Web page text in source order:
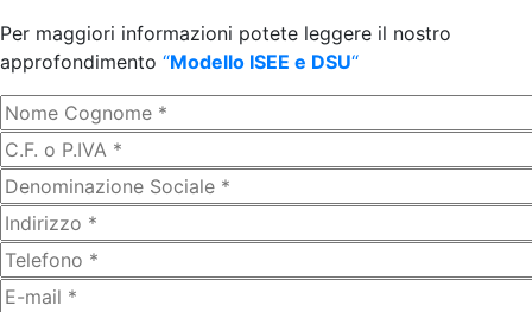
Per maggiori informazioni potete leggere il nostro
approfondimento “Modello ISEE e DSU“